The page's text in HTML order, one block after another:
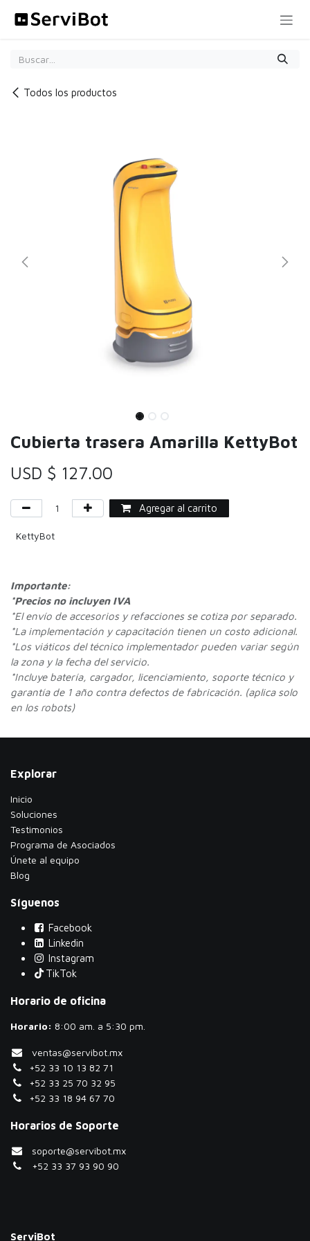
Todos los productos
Cubierta trasera Amarilla KettyBot
USD $ 127.00
Agregar al carrito
KettyBot
Importante:
*Precios no incluyen IVA
*El envío de accesorios y refacciones se cotiza por separado.
*La implementación y capacitación tienen un costo adicional.
*Los viáticos del técnico implementador pueden variar según
la zona y la fecha del servicio.
*Incluye batería, cargador, licenciamiento, soporte técnico y
garantía de 1 año contra defectos de fabricación. (aplica solo
en los robots)
Explorar
Inicio
Soluciones
Testimonios
​Programa de Asociados
Únete al equipo
Blog
Síguenos
Facebook
Linkedin
Instagram
TikTok
Horario de oficina
Horario: ​8:00 am. a 5:30 pm.
ventas@servibot.mx
+52 33 10 13 82 71
+52 33 25 70 32 95
+52 33 18 94 67 70
Horarios de Soporte
soporte@servibot.mx
+52 33 37 93 90 90
ServiBot